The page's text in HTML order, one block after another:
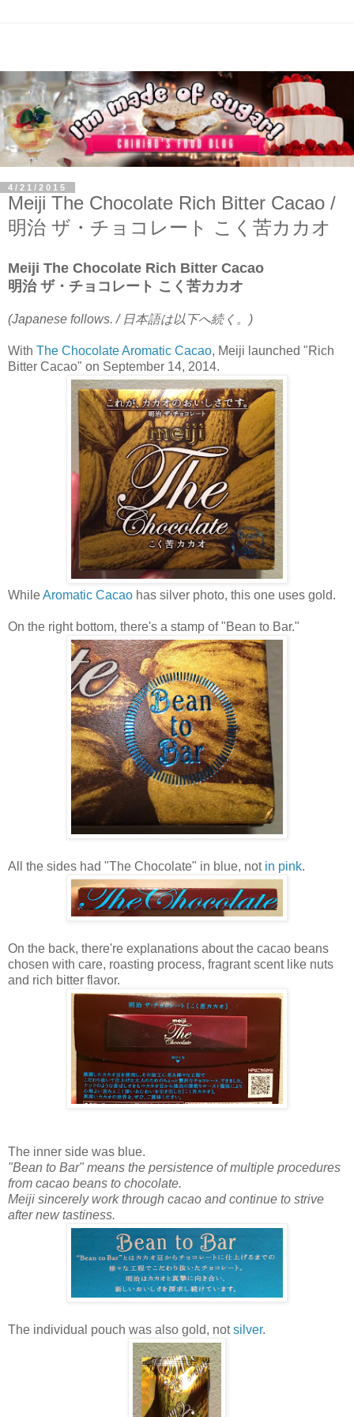
4/21/2015
Meiji The Chocolate Rich Bitter Cacao /
明治 ザ・チョコレート こく苦カカオ
Meiji The Chocolate Rich Bitter Cacao
明治 ザ・チョコレート こく苦カカオ
(Japanese follows. / 日本語は以下へ続く。)
With The Chocolate Aromatic Cacao, Meiji launched "Rich
Bitter Cacao" on September 14, 2014.
WhileAromatic Cacao has silver photo, this one uses gold.
On the right bottom, there's a stamp of "Bean to Bar."
All the sides had "The Chocolate" in blue, not in pink.
On the back, there're explanations about the cacao beans
chosen with care, roasting process, fragrant scent like nuts
and rich bitter flavor.
The inner side was blue.
"Bean to Bar" means the persistence of multiple procedures
from cacao beans to chocolate.
Meiji sincerely work through cacao and continue to strive
after new tastiness.
The individual pouch was also gold, notsilver.